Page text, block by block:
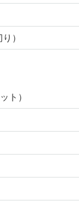
）
ト）